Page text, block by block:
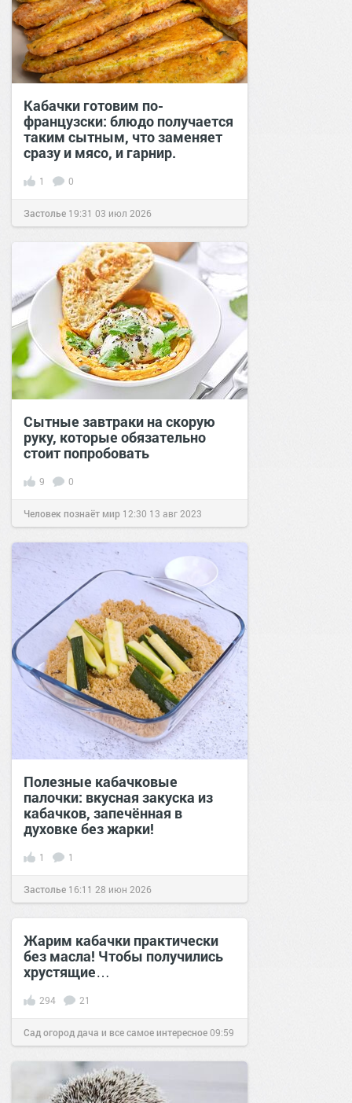
Кабачки готовим по-
французски: блюдо получается
таким сытным, что заменяет
сразу и мясо, и гарнир.
1 0
Застолье 19:31 03 июл 2026
Сытные завтраки на скорую
руку, которые обязательно
стоит попробовать
9 0
Человек познаёт мир 12:30 13 авг 2023
Полезные кабачковые
палочки: вкусная закуска из
кабачков, запечённая в
духовке без жарки!
1 1
Застолье 16:11 28 июн 2026
Жарим кабачки практически
без масла! Чтобы получились
хрустящие…
294 21
Сад огород дача и все самое интересное09:59
02 июн 2018